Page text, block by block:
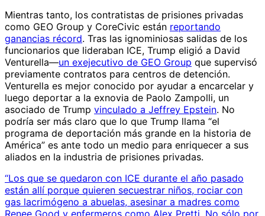
Mientras tanto, los contratistas de prisiones privadas
como GEO Group y CoreCivic están reportando
ganancias récord. Tras las ignominiosas salidas de los
funcionarios que lideraban ICE, Trump eligió a David
Venturella—un exejecutivo de GEO Group que supervisó
previamente contratos para centros de detención.
Venturella es mejor conocido por ayudar a encarcelar y
luego deportar a la exnovia de Paolo Zampolli, un
asociado de Trump vinculado a Jeffrey Epstein. No
podría ser más claro que lo que Trump llama “el
programa de deportación más grande en la historia de
América” es ante todo un medio para enriquecer a sus
aliados en la industria de prisiones privadas.
“Los que se quedaron con ICE durante el año pasado
están allí porque quieren secuestrar niños, rociar con
gas lacrimógeno a abuelas, asesinar a madres como
Renee Good y enfermeros como Alex Pretti. No sólo por